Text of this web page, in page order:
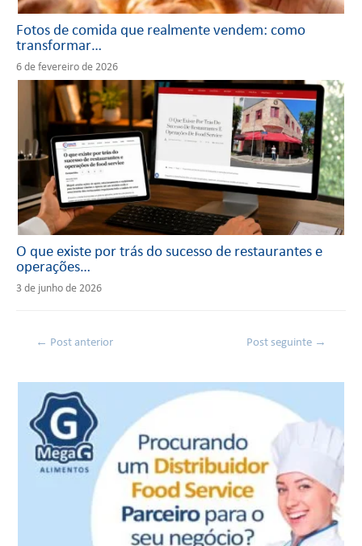
Fotos de comida que realmente vendem: como
transformar…
6 de fevereiro de 2026
O que existe por trás do sucesso de restaurantes e
operações…
3 de junho de 2026
← Post anterior Post seguinte →